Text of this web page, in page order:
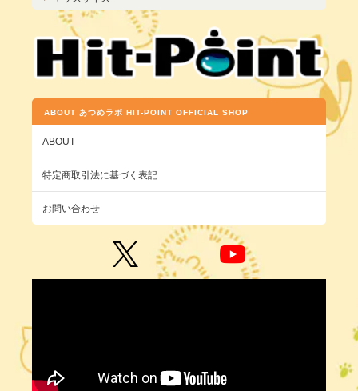
ABOUT あつめラボ HIT-POINT OFFICIAL SHOP
ABOUT
特定商取引法に基づく表記
お問い合わせ